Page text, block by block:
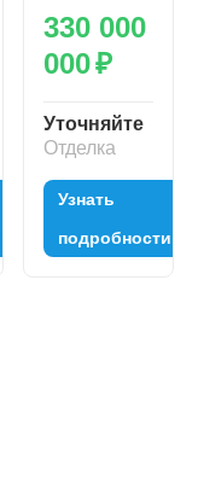
Отделка
Уточняйте
330 000
000₽
Узнать
подробности